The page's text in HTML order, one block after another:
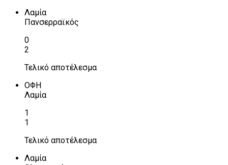
Λαμία
Πανσερραϊκός
0
2
Τελικό αποτέλεσμα
ΟΦΗ
Λαμία
1
1
Τελικό αποτέλεσμα
Λαμία